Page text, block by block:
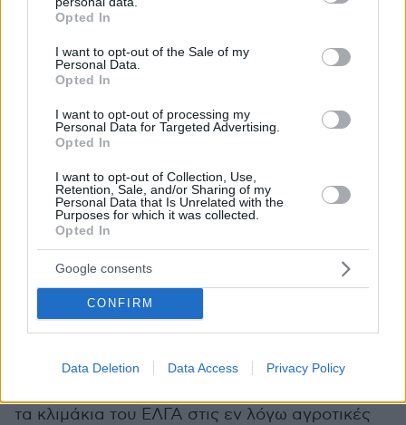
grant or deny consent to Google and its third-party tags to
use your data for below specified purposes in below Google
consent section.
Opted In
I want to opt-out of the Sale of my
Personal Data.
Opted In
I want to opt-out of processing my
Personal Data for Targeted Advertising.
Opted In
I want to opt-out of Collection, Use,
Retention, Sale, and/or Sharing of my
Personal Data that Is Unrelated with the
Purposes for which it was collected.
Opted In
Google consents
CONFIRM
Data Deletion Data Access Privacy Policy
αφορά το 70% της αρχικά εκτιμηθείσας
ολοκλήρωση της διαδικασίας - μέχρι και 3.500
ευρώ ανά στρέμμα για τις δενδρώδεις
καλλιέργειες πυκνής φύτευσης (παλμέτες) που
έχει καταστραφεί από την πυρκαγιά, ανάλογα
με τη σοβαρότητα των ζημιών. «Η κυβέρνηση,
λοιπόν, καταφέρνει να ανταποκριθεί στις
ανάγκες των αγροτών σε χρόνους
υποπολλαπλάσιους από ό,τι γινόταν πριν
αναλάβει, και με ποσά αποζημίωσης
πολλαπλάσια από αυτά που χορηγούνταν κατά
την προηγούμενη περίοδο», υπογραμμίζεται
στην ανακοίνωση.
Επισημαίνεται πως όταν ολοκληρωθεί η
τα κλιμάκια του ΕΛΓΑ στις εν λόγω αγροτικές